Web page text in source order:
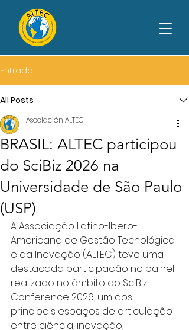
Entrada
All Posts
BRASIL: ALTEC participou
do SciBiz 2026 na
Universidade de São Paulo
(USP)
Asociación ALTEC
A Associação Latino-Ibero-
Americana de Gestão Tecnológica
e da Inovação (ALTEC) teve uma
destacada participação no painel
realizado no âmbito do SciBiz
Conference 2026, um dos
principais espaços de articulação
entre ciência, inovação,